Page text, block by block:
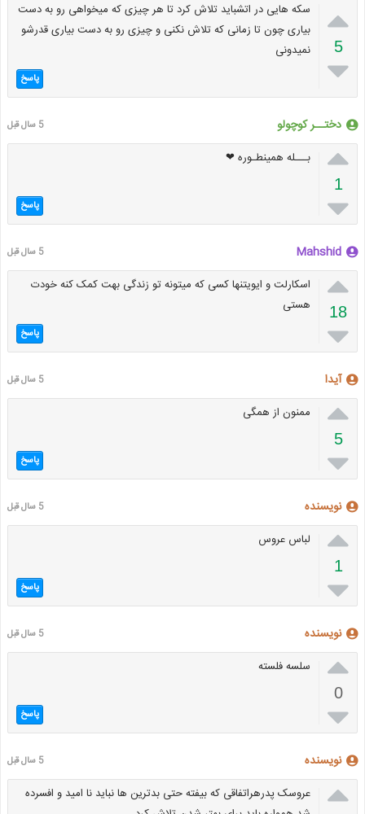

5

سکه هایی در اتشباید تلاش کرد تا هر چیزی که میخواهی رو به دست
بیاری چون تا زمانی که تلاش نکنی و چیزی رو به دست بیاری قدرشو
نمیدونی
پاسخ
دختــر کوچولو 5 سال قبل

1

بـــله همینطـوره ❤
پاسخ
Mahshid 5 سال قبل

18

اسکارلت و ایویتنها کسی که میتونه تو زندگی بهت کمک کنه خودت
هستی
پاسخ
آیدا 5 سال قبل

5

ممنون از همگی
پاسخ
نویسنده 5 سال قبل

1

لباس عروس
پاسخ
نویسنده 5 سال قبل

0

سلسه فلسته
پاسخ
نویسنده 5 سال قبل

عروسک پدرهراتفاقی که بیفته حتی بدترین ها نباید نا امید و افسرده